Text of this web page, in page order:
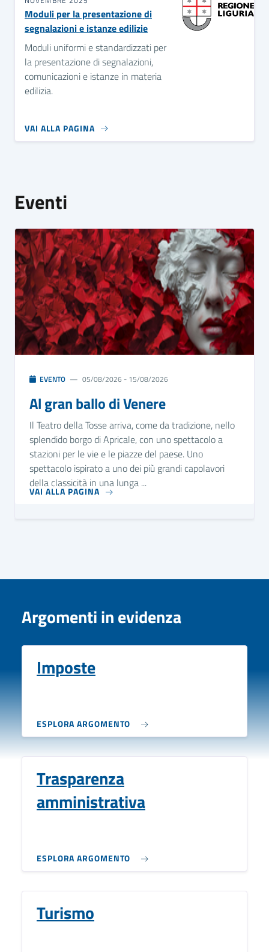
Moduli per la presentazione di
segnalazioni e istanze edilizie
Moduli uniformi e standardizzati per
la presentazione di segnalazioni,
comunicazioni e istanze in materia
edilizia.
VAI ALLA PAGINA
Eventi
EVENTO 05/08/2026 - 15/08/2026
Al gran ballo di Venere
Il Teatro della Tosse arriva, come da tradizione, nello
splendido borgo di Apricale, con uno spettacolo a
stazioni per le vie e le piazze del paese. Uno
spettacolo ispirato a uno dei più grandi capolavori
della classicità in una lunga ...
VAI ALLA PAGINA
Argomenti in evidenza
Imposte
ESPLORA ARGOMENTO
Trasparenza
amministrativa
ESPLORA ARGOMENTO
Turismo